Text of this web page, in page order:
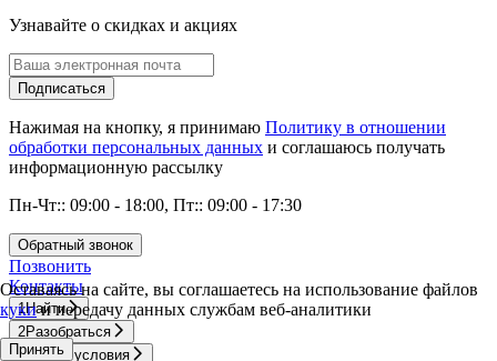
Узнавайте о скидках и акциях
Подписаться
Нажимая на кнопку, я принимаю Политику в отношении
обработки персональных данных и соглашаюсь получать
информационную рассылку
Пн-Чт:: 09:00 - 18:00, Пт:: 09:00 - 17:30
Обратный звонок
Позвонить
Контакты
1Найти
2Разобраться
3Узнать условия
Оставаясь на сайте, вы соглашаетесь на использование файлов
кукии передачу данных службам веб-аналитики
Принять